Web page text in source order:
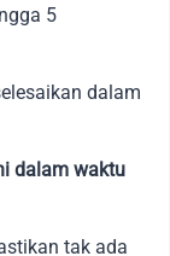
5
dalam
dalam waktu
tak ada